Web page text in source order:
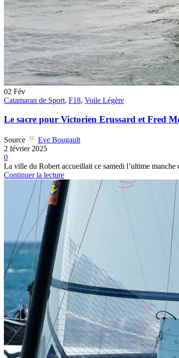
02 Fév
Catamaran de Sport, F18, Voile Légère
Le sacre pour Victorien Erussard et Fred
Source
Eve Bougault
2 février 2025
0
La ville du Robert accueillait ce samedi l’ultime
Continuer la lecture